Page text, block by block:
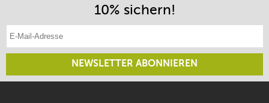
10% sichern!
NEWSLETTER ABONNIEREN